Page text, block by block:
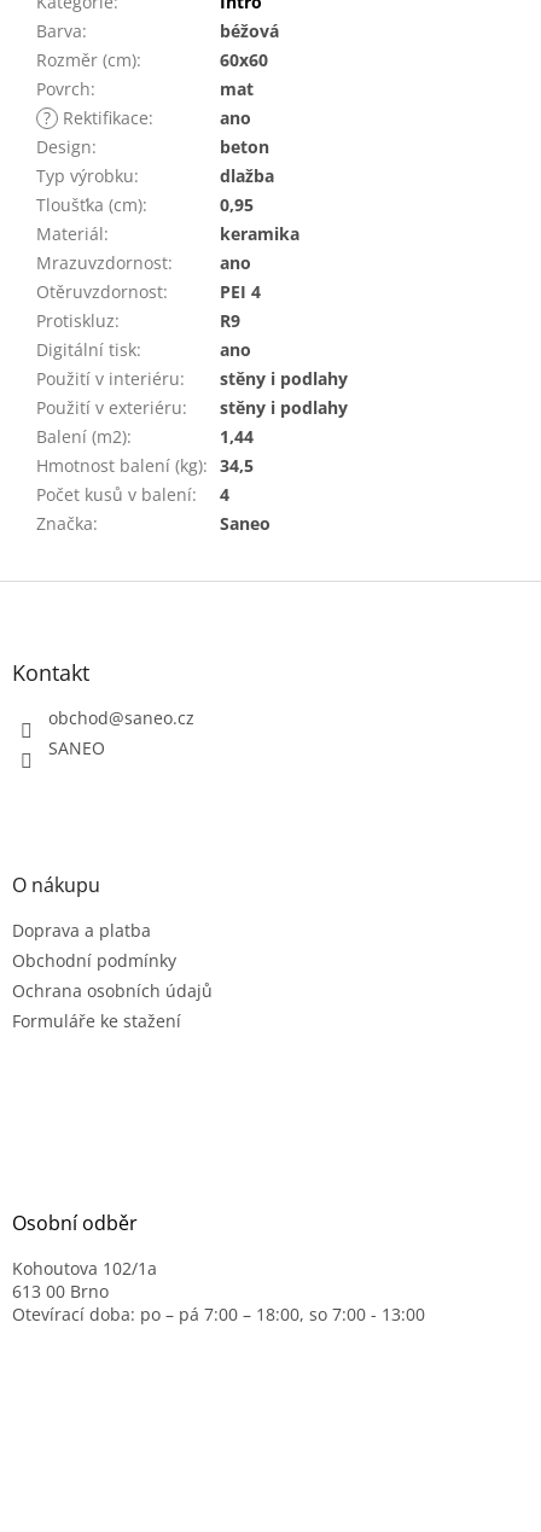
Barva:
béžová
Rozměr (cm):
60x60
Povrch:
mat
? Rektifikace:
ano
Design:
beton
Typ výrobku:
dlažba
Tloušťka (cm):
0,95
Materiál:
keramika
Mrazuvzdornost:
ano
Otěruvzdornost:
PEI 4
Protiskluz:
R9
Digitální tisk:
ano
Použití v interiéru:
stěny i podlahy
Použití v exteriéru:
stěny i podlahy
Balení (m2):
1,44
Hmotnost balení (kg): 34,5
Počet kusů v balení:
4
Značka: Saneo
Z
Kontakt
obchod@saneo.cz
SANEO
O nákupu
Doprava a platba
Obchodní podmínky
Ochrana osobních údajů
Formuláře ke stažení
Osobní odběr
Kohoutova 102/1a
613 00 Brno
Otevírací doba: po – pá 7:00 – 18:00, so 7:00 - 13:00